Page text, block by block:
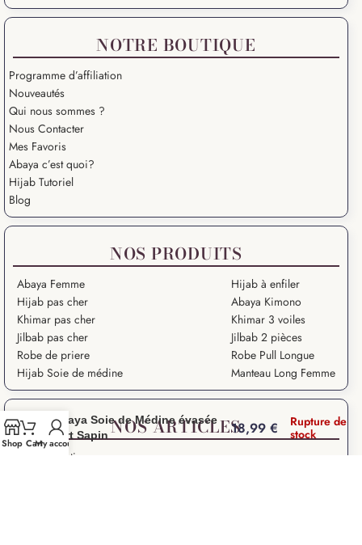
NOTRE BOUTIQUE
Programme d’affiliation
Nouveautés
Qui nous sommes ?
Nous Contacter
Mes Favoris
Abaya c’est quoi?
Hijab Tutoriel
Blog
NOS PRODUITS
Abaya Femme
Hijab pas cher
Khimar pas cher
Jilbab pas cher
Robe de priere
Hijab Soie de médine
Hijab à enfiler
Abaya Kimono
Khimar 3 voiles
Jilbab 2 pièces
Robe Pull Longue
Manteau Long Femme
NOS ARTICLES
Grande Ablution
Shop CartMy account
Abaya Soie de Médine évasée
Vert Sapin
18,99 €
Rupture de
stock